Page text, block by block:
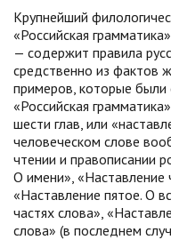
Крупнейший
«Российская
— содержит правила
средственно из фактов
примеров, которые
«Российская
шести глав, или
человеческом слове
чтении и правописании
О имени», «Наставление
«Наставление пятое. О
частях слова»,
слова» (в последнем